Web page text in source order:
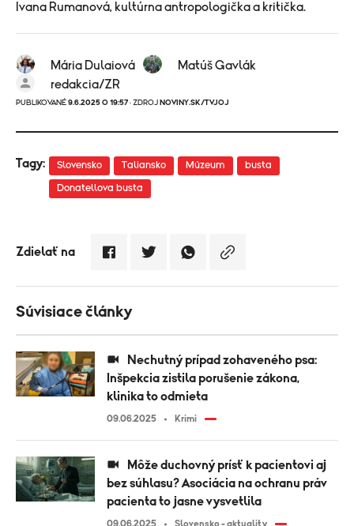
Ivana Rumanová, kultúrna antropologička a kritička.
Mária Dulaiová
Matúš Gavlák
redakcia/ZR
PUBLIKOVANÉ 9.6.2025 O 19:57 · ZDROJ NOVINY.SK/TVJOJ
Tagy: Slovensko Taliansko Múzeum busta
Donatellova busta
Zdielať na
Súvisiace články
Inšpekcia zistila porušenie zákona,
klinika to odmieta
09.06.2025 Krimi
bez súhlasu? Asociácia na ochranu práv
pacienta to jasne vysvetlila
09.06.2025 Slovensko - aktuality